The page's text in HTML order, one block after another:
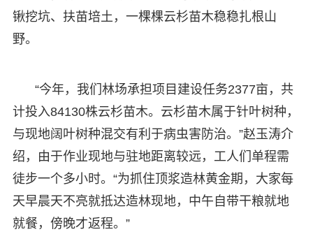
锹挖坑、扶苗培土，一棵棵云杉苗木稳稳扎根山
野。
“今年，我们林场承担项目建设任务2377亩，共
计投入84130株云杉苗木。云杉苗木属于针叶树种，
与现地阔叶树种混交有利于病虫害防治。”赵玉涛介
绍，由于作业现地与驻地距离较远，工人们单程需
徒步一个多小时。“为抓住顶浆造林黄金期，大家每
天早晨天不亮就抵达造林现地，中午自带干粮就地
就餐，傍晚才返程。”